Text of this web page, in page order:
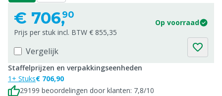
€ 706,90
Op voorraad
Prijs per stuk incl. BTW € 855,35
Vergelijk
Staffelprijzen en verpakkingseenheden
1+ Stuks€ 706,90
29199 beoordelingen door klanten: 7,8/10